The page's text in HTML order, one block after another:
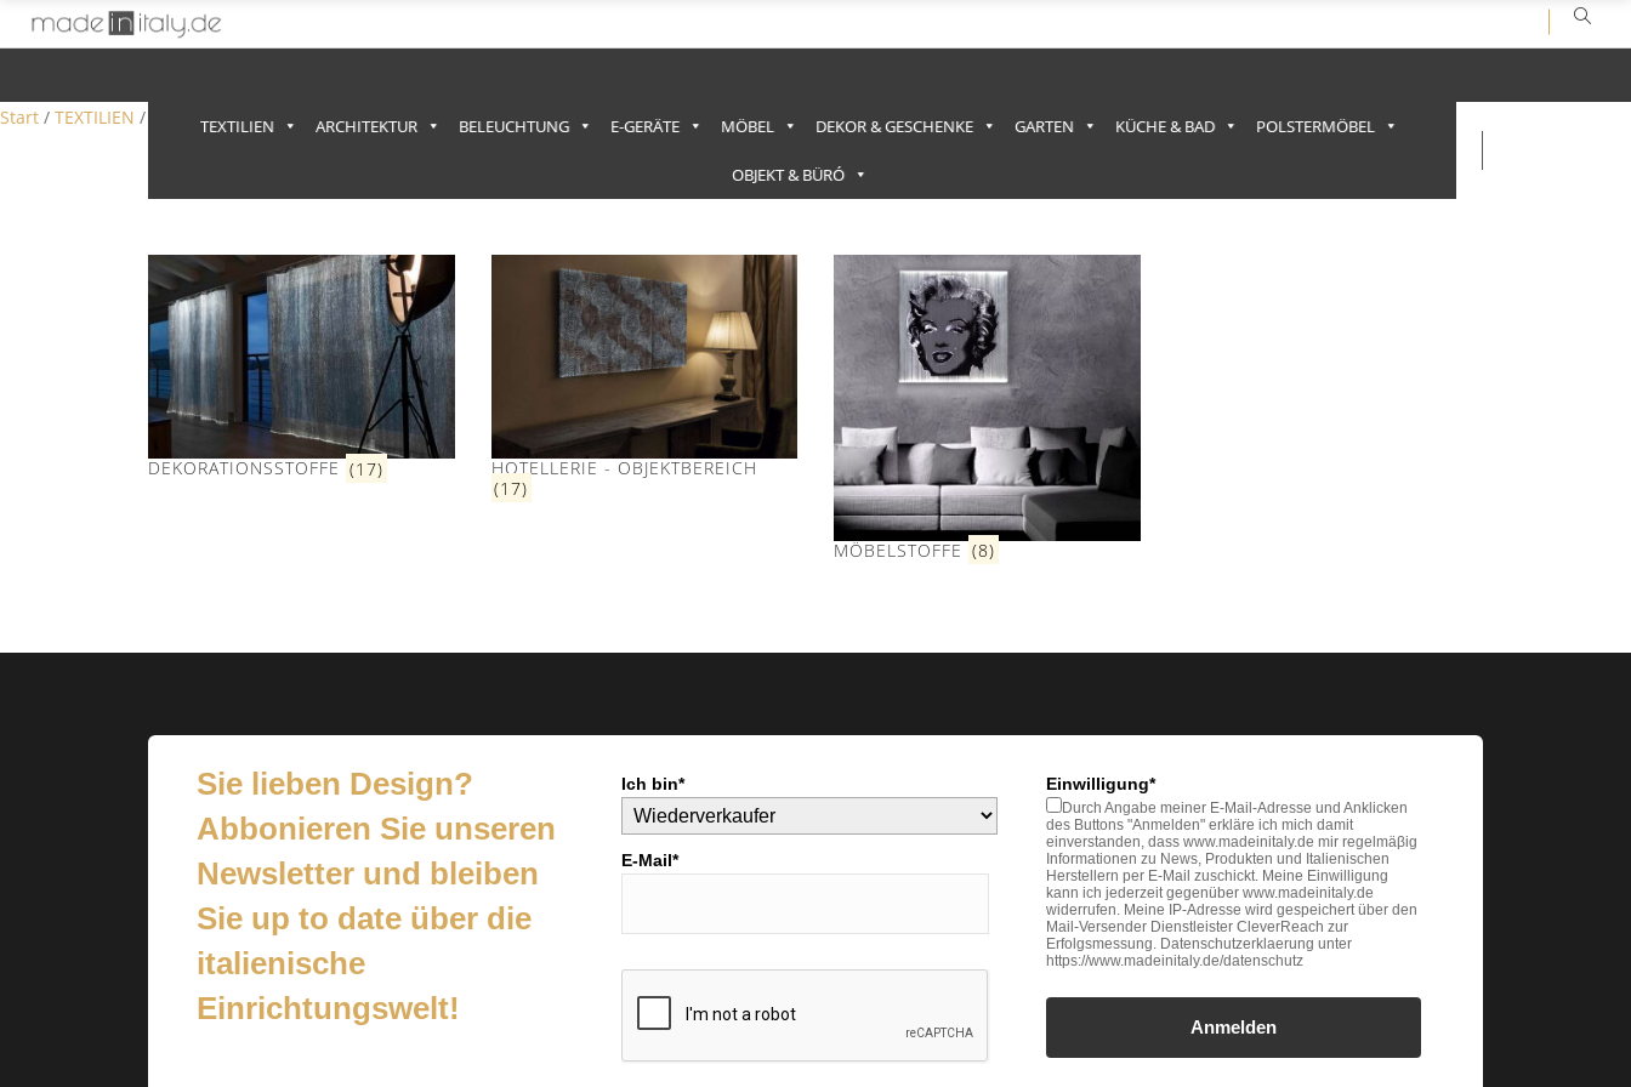
Anzeige
TEXTILIEN ARCHITEKTUR BELEUCHTUNG E-GERÄTE MÖBEL DEKOR & GESCHENKE GARTEN KÜCHE & BAD POLSTERMÖBEL
OBJEKT & BÜRÓ
Start / TEXTILIEN / Dekoration - Möbelstoffe
DEKORATIONSSTOFFE (17)
HOTELLERIE - OBJEKTBEREICH
(17)
MÖBELSTOFFE (8)
Sie lieben Design?
Abbonieren Sie unseren
Newsletter und bleiben
Sie up to date über die
italienische
Einrichtungswelt!
Ich bin*
E-Mail*
Einwilligung*
Durch Angabe meiner E-Mail-Adresse und Anklicken
des Buttons "Anmelden" erkläre ich mich damit
einverstanden, dass www.madeinitaly.de mir regelmäβig
Informationen zu News, Produkten und Italienischen
Herstellern per E-Mail zuschickt. Meine Einwilligung
kann ich jederzeit gegenüber www.madeinitaly.de
widerrufen. Meine IP-Adresse wird gespeichert über den
Mail-Versender Dienstleister CleverReach zur
Erfolgsmessung. Datenschutzerklaerung unter
https://www.madeinitaly.de/datenschutz
Anmelden